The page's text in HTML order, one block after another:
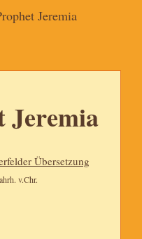
Jeremia
Übersetzung
v.Chr.
Jeremia